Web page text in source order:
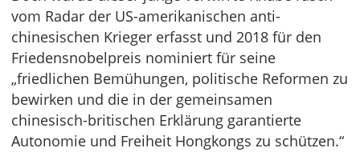
vom Radar der US-amerikanischen anti-
chinesischen Krieger erfasst und 2018 für den
Friedensnobelpreis nominiert für seine
„friedlichen Bemühungen, politische Reformen zu
bewirken und die in der gemeinsamen
chinesisch-britischen Erklärung garantierte
Autonomie und Freiheit Hongkongs zu schützen.“